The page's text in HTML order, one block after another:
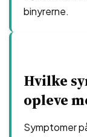
binyrerne.
Hvilke
opleve
Symptomer